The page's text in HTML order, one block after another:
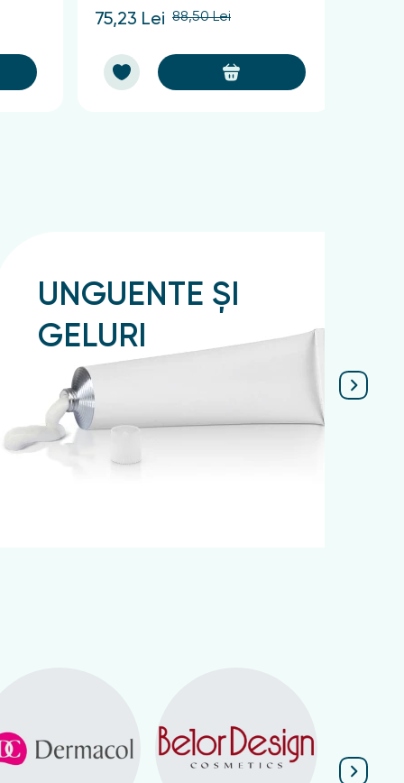
75,23 Lei 88,50 Lei
UNGUENTE ȘI
GELURI
Подробнее